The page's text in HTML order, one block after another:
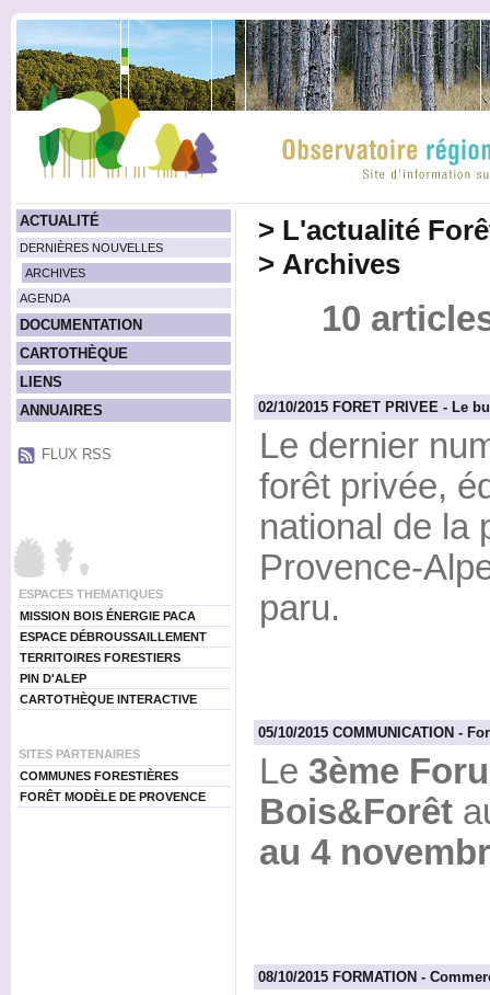
ACTUALITÉ
DERNIÈRES NOUVELLES
ARCHIVES
AGENDA
DOCUMENTATION
CARTOTHÈQUE
LIENS
ANNUAIRES
FLUX RSS
ESPACES THEMATIQUES
MISSION BOIS ÉNERGIE PACA
ESPACE DÉBROUSSAILLEMENT
TERRITOIRES FORESTIERS
PIN D'ALEP
CARTOTHÈQUE INTERACTIVE
SITES PARTENAIRES
COMMUNES FORESTIÈRES
FORÊT MODÈLE DE PROVENCE
> L'actualité
> Archives
10
02/10/2015 FORET PRIVEE - Le
Le dernier
forêt privée,
national de la
Provence-
paru.
05/10/2015 COMMUNICATION -
Le 3ème
Bois&Forêt
au 4
08/10/2015 FORMATION -